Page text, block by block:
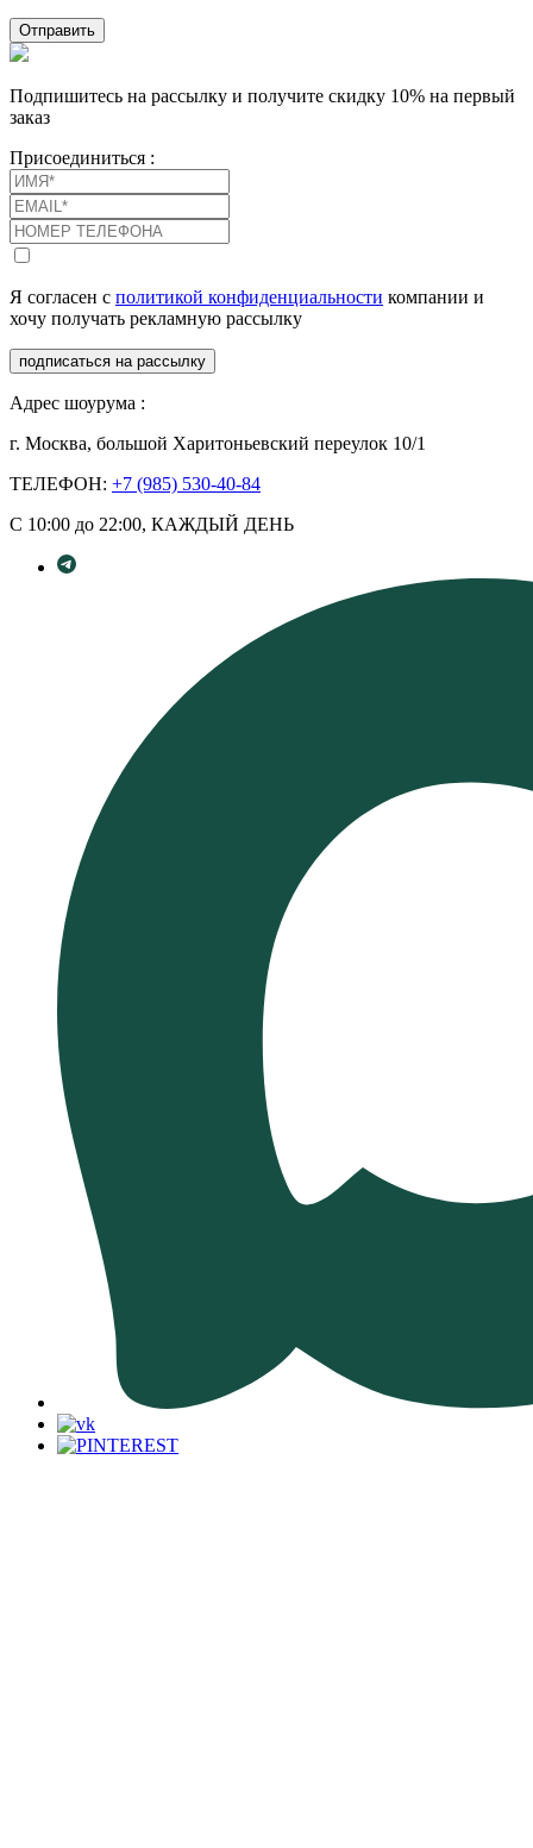
Отправить
Подпишитесь на рассылку и получите скидку 10% на первый
заказ
Присоединиться :
Я согласен с политикой конфиденциальности компании и
хочу получать рекламную рассылку
подписаться на рассылку
Адрес шоурума :
г. Москва, большой Харитоньевский переулок 10/1
ТЕЛЕФОН: +7 (985) 530-40-84
С 10:00 до 22:00, КАЖДЫЙ ДЕНЬ